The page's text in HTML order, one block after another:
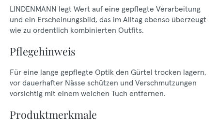
LINDENMANN legt Wert auf eine gepflegte Verarbeitung
und ein Erscheinungsbild, das im Alltag ebenso überzeugt
wie zu ordentlich kombinierten Outfits.
Pflegehinweis
Für eine lange gepflegte Optik den Gürtel trocken lagern,
vor dauerhafter Nässe schützen und Verschmutzungen
vorsichtig mit einem weichen Tuch entfernen.
Produktmerkmale